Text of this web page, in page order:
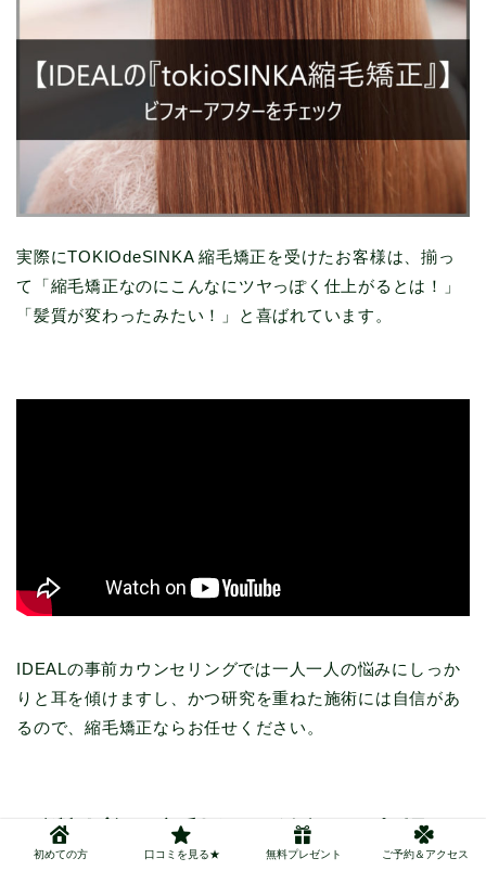
実際にTOKIOdeSINKA 縮毛矯正を受けたお客様は、揃っ
て「縮毛矯正なのにこんなにツヤっぽく仕上がるとは！」
「髪質が変わったみたい！」と喜ばれています。
IDEALの事前カウンセリングでは一人一人の悩みにしっか
りと耳を傾けますし、かつ研究を重ねた施術には自信があ
るので、縮毛矯正ならお任せください。
髪質改善・縮毛矯正の値段は｜相場は
10,000〜15,000円
初めての方 口コミを見る★ 無料プレゼント ご予約＆アクセス